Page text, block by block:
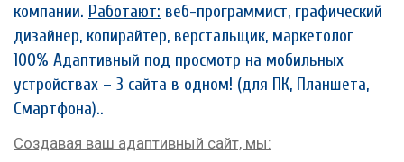
компании. Работают: веб-программист, графический
дизайнер, копирайтер, верстальщик, маркетолог
100% Адаптивный под просмотр на мобильных
устройствах – 3 сайта в одном! (для ПК, Планшета,
Смартфона)..
Создавая ваш адаптивный сайт, мы: